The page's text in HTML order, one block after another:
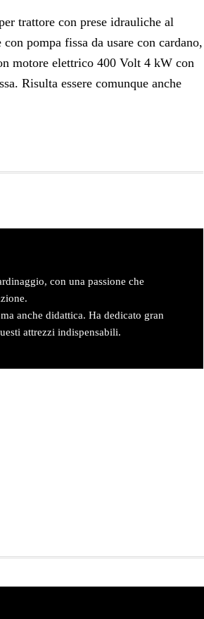
trattore con prese idrauliche al
pompa fissa da usare con cardano,
motore elettrico 400 Volt 4 kW con
Risulta essere comunque anche
con una passione che
anche didattica. Ha dedicato gran
attrezzi indispensabili.